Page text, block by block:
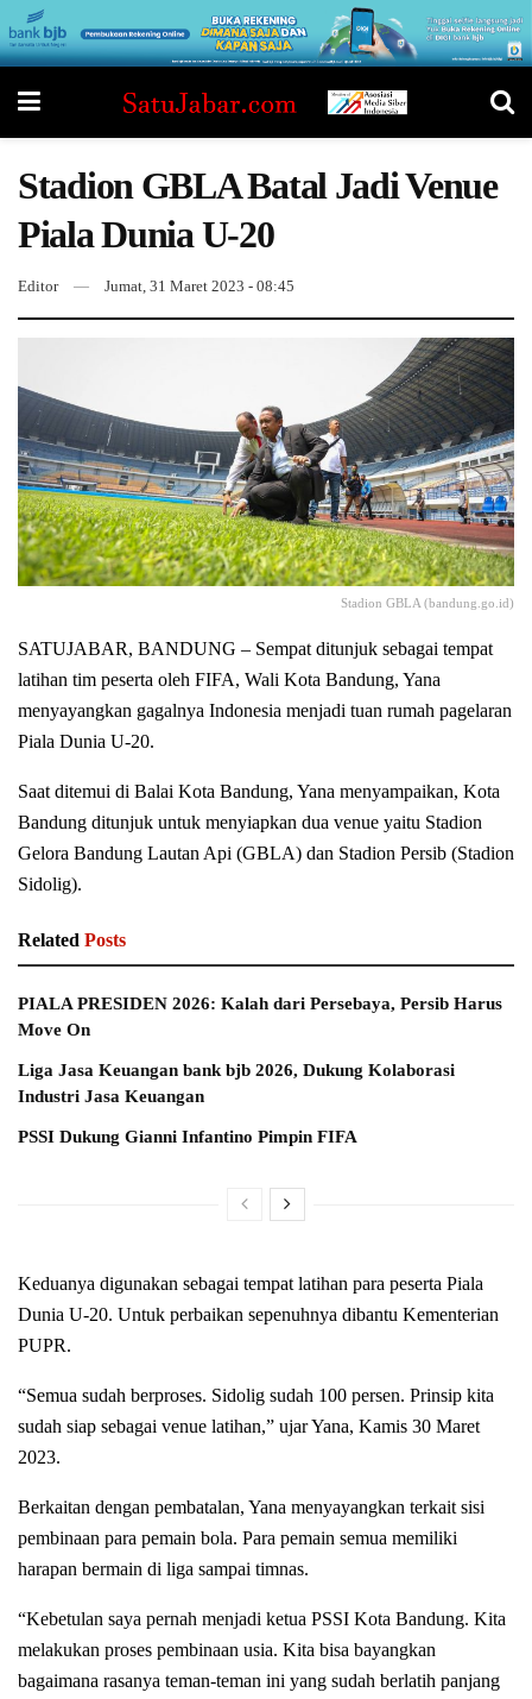
Stadion GBLA Batal Jadi Venue
Piala Dunia U-20
Editor Jumat, 31 Maret 2023 - 08:45
Stadion GBLA (bandung.go.id)
SATUJABAR, BANDUNG – Sempat ditunjuk sebagai tempat
latihan tim peserta oleh FIFA, Wali Kota Bandung, Yana
menyayangkan gagalnya Indonesia menjadi tuan rumah pagelaran
Piala Dunia U-20.
Saat ditemui di Balai Kota Bandung, Yana menyampaikan, Kota
Bandung ditunjuk untuk menyiapkan dua venue yaitu Stadion
Gelora Bandung Lautan Api (GBLA) dan Stadion Persib (Stadion
Sidolig).
Related Posts
PIALA PRESIDEN 2026: Kalah dari Persebaya, Persib Harus
Move On
Liga Jasa Keuangan bank bjb 2026, Dukung Kolaborasi
Industri Jasa Keuangan
PSSI Dukung Gianni Infantino Pimpin FIFA
Keduanya digunakan sebagai tempat latihan para peserta Piala
Dunia U-20. Untuk perbaikan sepenuhnya dibantu Kementerian
PUPR.
“Semua sudah berproses. Sidolig sudah 100 persen. Prinsip kita
sudah siap sebagai venue latihan,” ujar Yana, Kamis 30 Maret
2023.
Berkaitan dengan pembatalan, Yana menyayangkan terkait sisi
pembinaan para pemain bola. Para pemain semua memiliki
harapan bermain di liga sampai timnas.
“Kebetulan saya pernah menjadi ketua PSSI Kota Bandung. Kita
melakukan proses pembinaan usia. Kita bisa bayangkan
bagaimana rasanya teman-teman ini yang sudah berlatih panjang